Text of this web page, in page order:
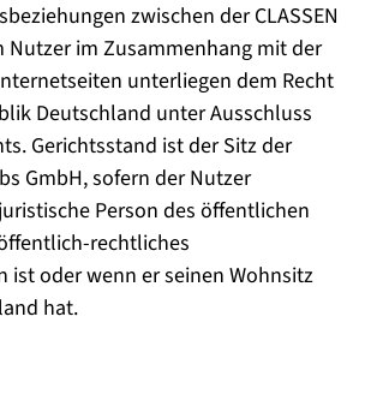
zwischen der CLASSEN
Nutzer im Zusammenhang mit der
unterliegen dem Recht
Deutschland unter Ausschluss
Gerichtsstand ist der Sitz der
GmbH, sofern der Nutzer
Person des öffentlichen
rechtliches
ist oder wenn er seinen Wohnsitz
hat.